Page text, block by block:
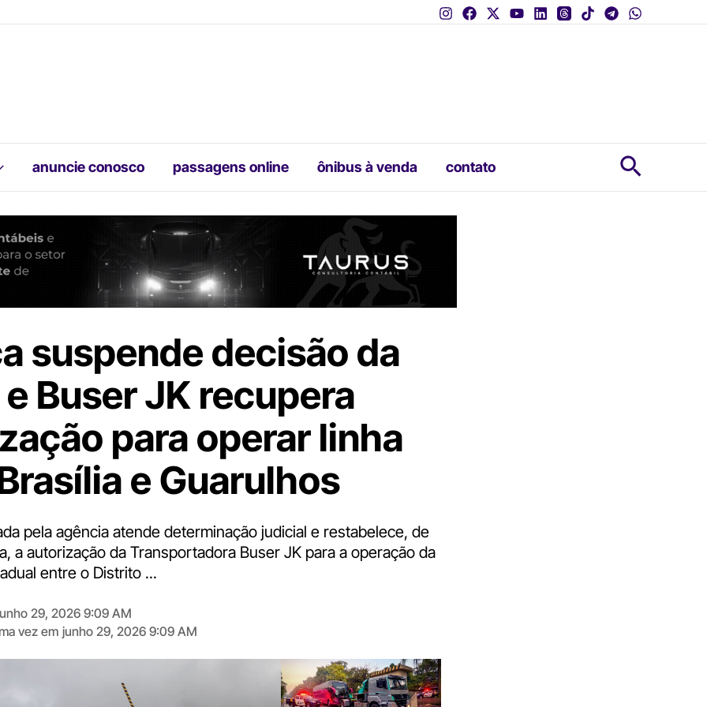
anuncie conosco passagens online ônibus à venda contato
suspende decisão da
Buser JK recupera
para operar linha
e Guarulhos
pela agência atende determinação judicial e restabelece, de
a autorização da Transportadora Buser JK para a operação da
entre o Distrito ...
29, 2026 9:09 AM
vez em junho 29, 2026 9:09 AM
aqui
o